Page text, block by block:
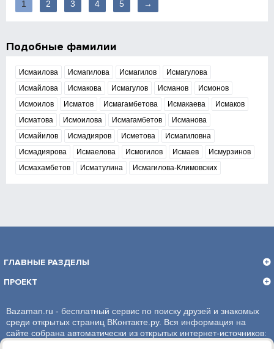
1 2 3 4 5 →
Подобные фамилии
Исмаилова Исмагилова Исмагилов
Исмагулова
Исмайлова
Исмакова Исмагулов Исманов
Исмонов
Исмоилов
Исматов Исмагамбетова Исмакаева
Исмаков
Исматова
Исмоилова Исмагамбетов
Исманова
Исмайилов
Исмадияров Исметова
Исмагиловна
Исмадиярова
Исмаелова Исмогилов Исмаев
Исмурзинов
Исмахамбетов
Исматулина Исмагилова-Климовских
ГЛАВНЫЕ РАЗДЕЛЫ
ПРОЕКТ
Bazaman.ru - бесплатный сервис по поиску друзей и знакомых
среди открытых страниц ВКонтакте.ру. Вся информация на
сайте собрана автоматически из открытых интернет-источников: